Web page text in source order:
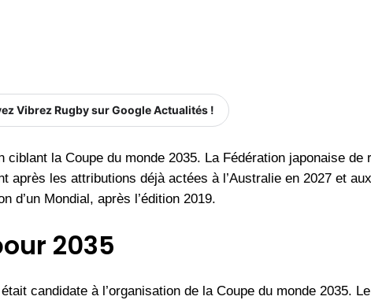
Vibrez Rugby sur Google Actualités !
la Coupe du monde 2035. La Fédération japonaise
après les attributions déjà actées à l’Australie en 2027 et
d’un Mondial, après l’édition 2019.
2035
candidate à l’organisation de la Coupe du monde 2035. Le